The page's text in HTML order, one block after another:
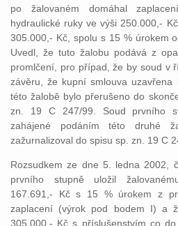
po žalovaném domáhal
hydraulické ruky ve výši 250.000,-
305.000,- Kč, spolu s 15 % úrokem
Uvedl, že tuto žalobu podává z
promlčení, pro případ, že by soud v
závěru, že kupní smlouva
této žalobě bylo přerušeno do
zn. 19 C 247/99. Soud prvního
zahájené podáním této druhé
zažurnalizoval do spisu sp. zn. 19 C
Rozsudkem ze dne 5. ledna 2002,
prvního stupně uložil
167.691,- Kč s 15 % úrokem z
zaplacení (výrok pod bodem I) a
305.000,- Kč s příslušenstvím co